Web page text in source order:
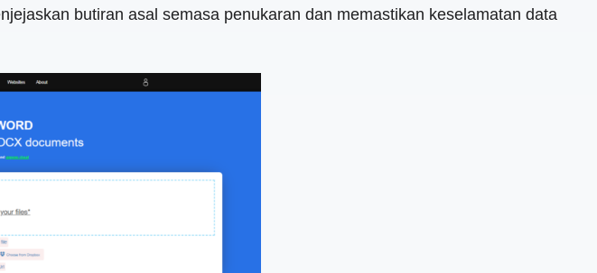
butiran asal semasa penukaran dan memastikan keselamatan data